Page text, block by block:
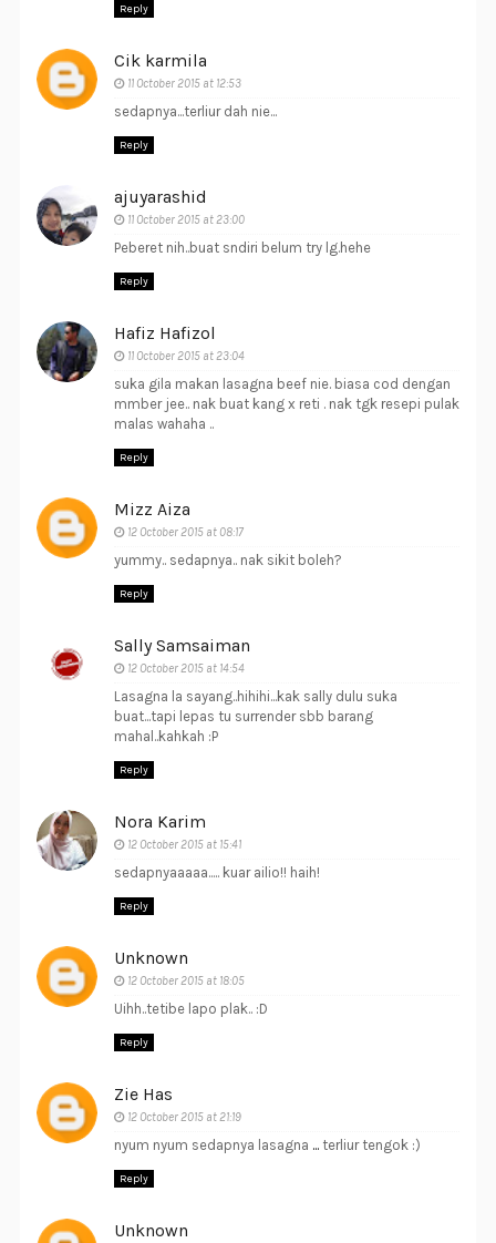
Reply
Cik karmila
11 October 2015 at 12:53
sedapnya...terliur dah nie...
Reply
ajuyarashid
11 October 2015 at 23:00
Peberet nih..buat sndiri belum try lg.hehe
Reply
Hafiz Hafizol
11 October 2015 at 23:04
suka gila makan lasagna beef nie. biasa cod dengan
mmber jee.. nak buat kang x reti . nak tgk resepi pulak
malas wahaha ..
Reply
Mizz Aiza
12 October 2015 at 08:17
yummy.. sedapnya.. nak sikit boleh?
Reply
Sally Samsaiman
12 October 2015 at 14:54
Lasagna la sayang..hihihi...kak sally dulu suka
buat...tapi lepas tu surrender sbb barang
mahal..kahkah :P
Reply
Nora Karim
12 October 2015 at 15:41
sedapnyaaaaa..... kuar ailio!! haih!
Reply
Unknown
12 October 2015 at 18:05
Uihh..tetibe lapo plak.. :D
Reply
Zie Has
12 October 2015 at 21:19
nyum nyum sedapnya lasagna ...terliur tengok :)
Reply
Unknown